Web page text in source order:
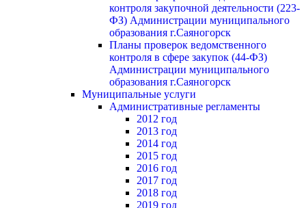
контроля закупочной деятельности (223-
ФЗ) Администрации муниципального
образования г.Саяногорск
Планы проверок ведомственного
контроля в сфере закупок (44-ФЗ)
Администрации муниципального
образования г.Саяногорск
Муниципальные услуги
Административные регламенты
2012 год
2013 год
2014 год
2015 год
2016 год
2017 год
2018 год
2019 год